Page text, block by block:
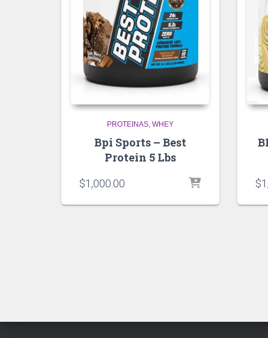
PROTEINAS WHEY
Bpi Sports – Best
Protein 5 Lbs
$1,000.00 $